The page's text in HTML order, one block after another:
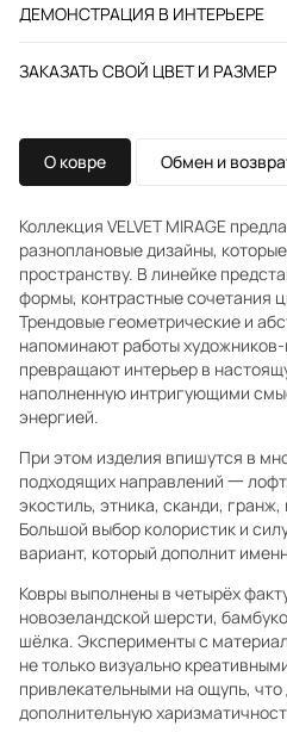
ДЕМОНСТРАЦИЯ В ИНТЕРЬЕРЕ
ЗАКАЗАТЬ СВОЙ ЦВЕТ И РАЗМЕР
О ковре Обмен и
Коллекция VELVET MIRAGE
разноплановые дизайны,
пространству. В линейке
формы, контрастные сочетания
Трендовые геометрические и
напоминают работы
превращают интерьер в
наполненную интригующими
энергией.
При этом изделия впишутся в
подходящих направлений 一
экостиль, этника, сканди,
Большой выбор колористик и
вариант, который дополнит
Ковры выполнены в четырёх
новозеландской шерсти,
шёлка. Эксперименты с
не только визуально
привлекательными на ощупь,
дополнительную